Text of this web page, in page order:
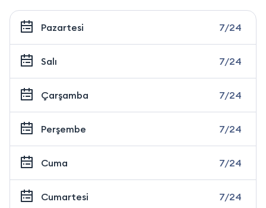
Pazartesi 7/24
Salı 7/24
Çarşamba 7/24
Perşembe 7/24
Cuma 7/24
Cumartesi 7/24